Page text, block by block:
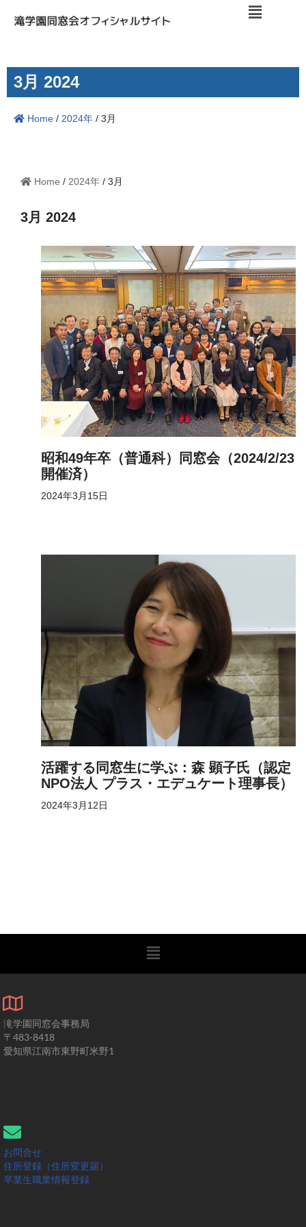
テ
ン
へ
3月 2024
Home / 2024年 / 3月
Home / 2024年 / 3月
3月 2024
昭和49年卒（普通科）同窓会（2024/2/23
開催済）
2024年3月15日
活躍する同窓生に学ぶ：森 顕子氏（認定
NPO法人 プラス・エデュケート理事長）
2024年3月12日
滝学園同窓会事務局
〒483-8418
愛知県江南市東野町米野1
お問合せ
住所登録（住所変更届）
卒業生職業情報登録